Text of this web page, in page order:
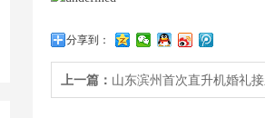
分享到：
上一篇： 山东滨州首次直升机婚礼